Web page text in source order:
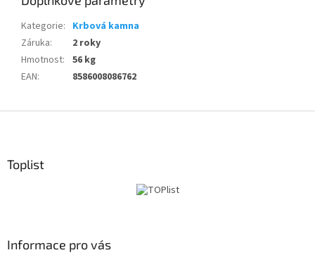
Kategorie: Krbová kamna
Záruka:
2 roky
Hmotnost: 56 kg
EAN: 8586008086762
Toplist
Informace pro vás